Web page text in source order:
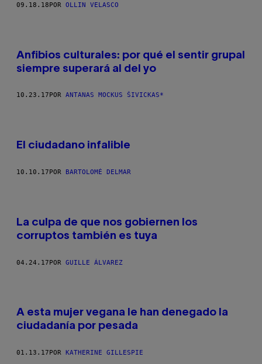
09.18.18POR OLLIN VELASCO
Anfibios culturales: por qué el sentir grupal
siempre superará al del yo
10.23.17 POR ANTANAS MOCKUS ŠIVICKAS*
El ciudadano infalible
10.10.17POR BARTOLOMÉ DELMAR
La culpa de que nos gobiernen los
corruptos también es tuya
04.24.17POR GUILLE ÁLVAREZ
A esta mujer vegana le han denegado la
ciudadanía por pesada
01.13.17 POR KATHERINE GILLESPIE